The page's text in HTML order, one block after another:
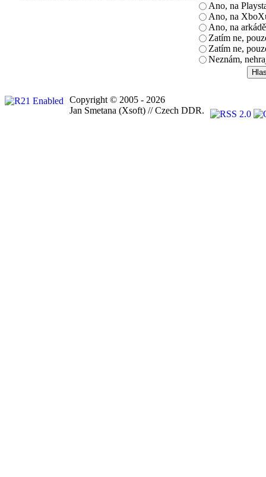
Ano, na
Ano, na
Ano, na arkádě
Zatím ne,
Zatím ne,
Neznám,
Copyright © 2005 - 2026
Jan Smetana (Xsoft) // Czech DDR.